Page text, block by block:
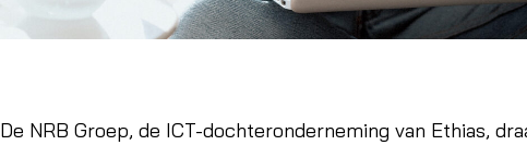
De NRB Groep, de ICT-dochteronderneming van Ethias,